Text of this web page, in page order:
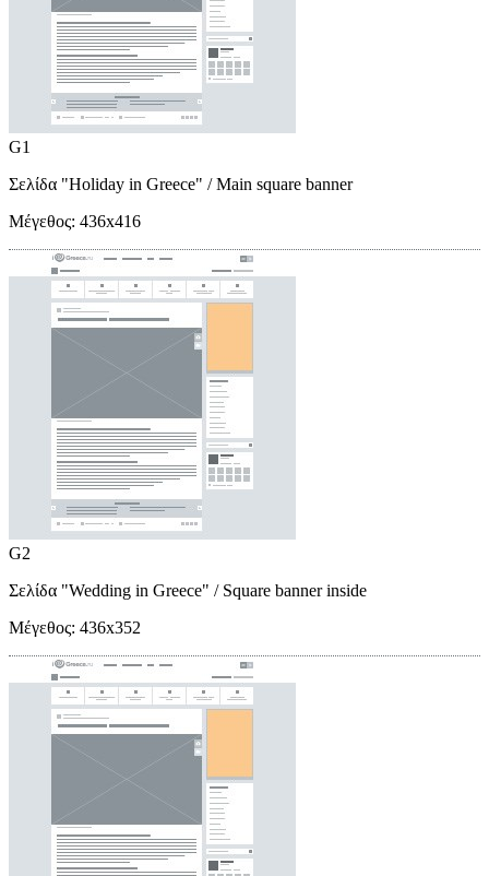
G1
Σελίδα "Holiday in Greece" / Main square banner
Μέγεθος: 436x416
G2
Σελίδα "Wedding in Greece" / Square banner inside
Μέγεθος: 436x352